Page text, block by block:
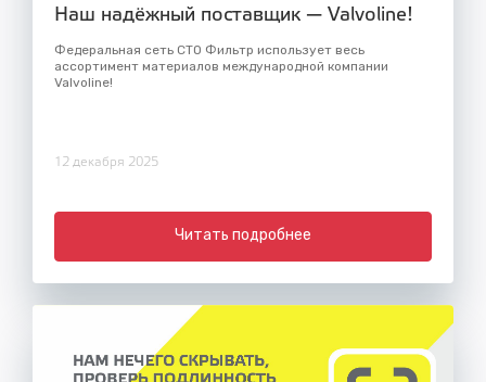
Наш надёжный поставщик — Valvoline!
Федеральная сеть СТО Фильтр использует весь
ассортимент материалов международной компании
Valvoline!
12 декабря 2025
Читать подробнее